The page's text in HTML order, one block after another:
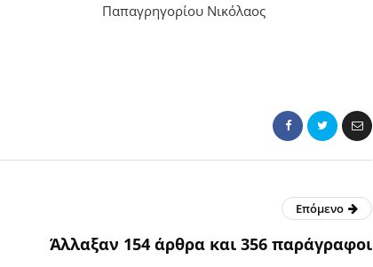
Παπαγρηγορίου Νικόλαος
Επόμενο
Άλλαξαν 154 άρθρα και 356 παράγραφοι